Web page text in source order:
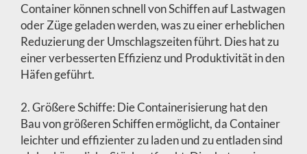
Container können schnell von Schiffen auf Lastwagen
oder Züge geladen werden, was zu einer erheblichen
Reduzierung der Umschlagszeiten führt. Dies hat zu
einer verbesserten Effizienz und Produktivität in den
Häfen geführt.
2. Größere Schiffe: Die Containerisierung hat den
Bau von größeren Schiffen ermöglicht, da Container
leichter und effizienter zu laden und zu entladen sind